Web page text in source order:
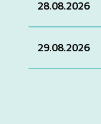
28.08.2026
29.08.2026